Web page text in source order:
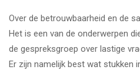
Over de betrouwbaarheid en de
Het is een van de onderwerpen
de gespreksgroep over lastige
Er zijn namelijk best wat stukken